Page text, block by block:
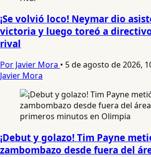
¡Se volvió loco! Neymar dio
victoria y luego toreó a
rival
Por Javier Mora • 5 de agosto de 2026,
Javier Mora
¡Debut y golazo! Tim Payne
zambombazo desde fuera del